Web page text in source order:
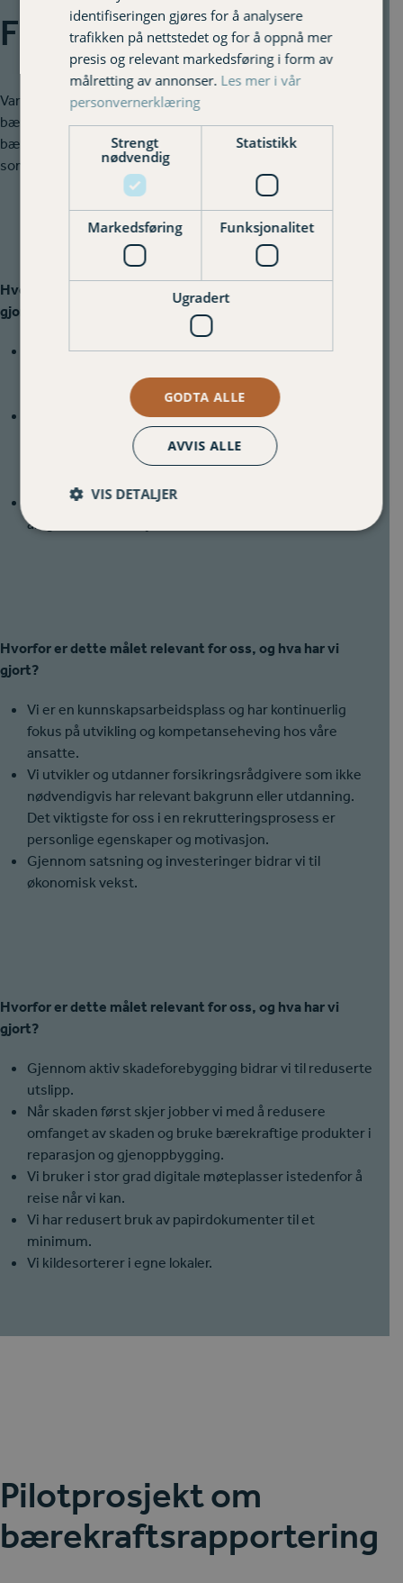
FN's bærekraftsmål
Varig Hadeland Forsikring skal bidra i dugnaden om et mer
bærekraftig samfunn. Vi har tatt for oss 3 av FN’s
bærekraftsmål som vi mener er ekstra relevant for oss og
som vi skal fortsette å arbeide med.
Hvorfor er dette målet relevant for oss, og hva har vi
gjort?
Gjennom Varigfondet bidrar vi til lavterskeltilbud og
Dette bidrar til bedre fysisk og psykisk helse.
Gjennom Varigfondet har vi plassert ut 76
hjertestartere og 33 livbøyer i våre markedsområder.
Mottagerne har også fått tilbud om kurs i hjerte- og
Våre ansatte får tilskudd til fysisk aktivitet og tilbud om
årlig bedriftshelsetjeneste.
Hvorfor er dette målet relevant for oss, og hva har vi
gjort?
Vi er en kunnskapsarbeidsplass og har kontinuerlig
fokus på utvikling og kompetanseheving hos våre
ansatte.
Vi utvikler og utdanner forsikringsrådgivere som ikke
nødvendigvis har relevant bakgrunn eller utdanning.
Det viktigste for oss i en rekrutteringsprosess er
personlige egenskaper og motivasjon.
Gjennom satsning og investeringer bidrar vi til
økonomisk vekst.
Hvorfor er dette målet relevant for oss, og hva har vi
gjort?
Gjennom aktiv skadeforebygging bidrar vi til reduserte
utslipp.
Når skaden først skjer jobber vi med å redusere
omfanget av skaden og bruke bærekraftige produkter i
reparasjon og gjenoppbygging.
Vi bruker i stor grad digitale møteplasser istedenfor å
reise når vi kan.
Vi har redusert bruk av papirdokumenter til et
minimum.
Vi kildesorterer i egne lokaler.
Pilotprosjekt om
bærekraftsrapportering
identifiseringen gjøres for å analysere
trafikken på nettstedet og for å oppnå mer
presis og relevant markedsføring i form av
målretting av annonser. Les mer i vår
personvernerklæring
Strengt
nødvendig
Statistikk
Markedsføring Funksjonalitet
Ugradert
GODTA ALLE
AVVIS ALLE
VIS DETALJER